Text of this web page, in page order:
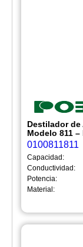
Destilador
Modelo 811 –
0100811811
Capacidad:
Conductividad:
Potencia:
Material: